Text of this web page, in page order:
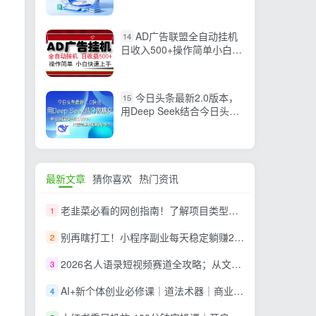
14 AD广告联盟全自动挂机
日收入500+操作简单小白快
15 今日头条最新2.0版本，
用Deep Seek结合今日头条
最新文章 猜你喜欢 热门资讯
1 老韭菜必看的网创指南！了解项目类型，才能找到好的项目，才能拿到想要的结果
2 别再瞎打工！小程序副业每天稳定躺赚200+
3 2026名人语录短视频赛道全攻略；从文案撰写到声音克隆部署，系统掌握涨粉变现双赢制作技术
4 AI+新个体创业必修课｜道法术器｜商业逻辑·小红书流量·AI智能体｜低成本打造个人变现小生意全套教学